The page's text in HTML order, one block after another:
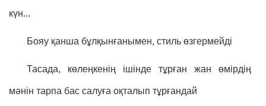
күн...
Бояу қанша бұлқынғанымен, стиль өзгермейді
Тасада, көлеңкенің ішінде тұрған жан өмірдің
мәнін тарпа бас салуға оқталып тұрғандай